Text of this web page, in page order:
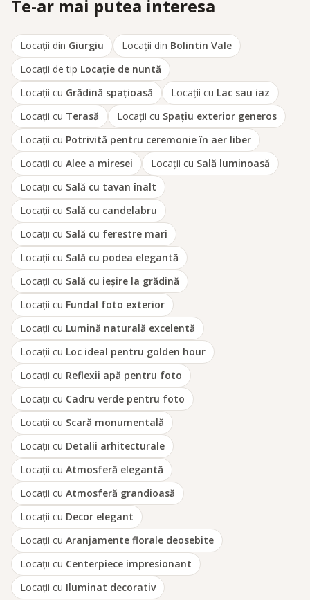
Te-ar mai putea interesa
Locații din Giurgiu Locații din Bolintin Vale
Locații de tip Locaţie de nuntă
Locații cu Grădină spațioasă Locații cu Lac sau iaz
Locații cu Terasă Locații cu Spațiu exterior generos
Locații cu Potrivită pentru ceremonie în aer liber
Locații cu Alee a miresei Locații cu Sală luminoasă
Locații cu Sală cu tavan înalt
Locații cu Sală cu candelabru
Locații cu Sală cu ferestre mari
Locații cu Sală cu podea elegantă
Locații cu Sală cu ieșire la grădină
Locații cu Fundal foto exterior
Locații cu Lumină naturală excelentă
Locații cu Loc ideal pentru golden hour
Locații cu Reflexii apă pentru foto
Locații cu Cadru verde pentru foto
Locații cu Scară monumentală
Locații cu Detalii arhitecturale
Locații cu Atmosferă elegantă
Locații cu Atmosferă grandioasă
Locații cu Decor elegant
Locații cu Aranjamente florale deosebite
Locații cu Centerpiece impresionant
Locații cu Iluminat decorativ